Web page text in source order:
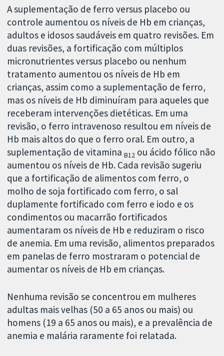
A suplementação de ferro versus placebo ou
controle aumentou os níveis de Hb em crianças,
adultos e idosos saudáveis em quatro revisões. Em
duas revisões, a fortificação com múltiplos
micronutrientes versus placebo ou nenhum
tratamento aumentou os níveis de Hb em
crianças, assim como a suplementação de ferro,
mas os níveis de Hb diminuíram para aqueles que
receberam intervenções dietéticas. Em uma
revisão, o ferro intravenoso resultou em níveis de
Hb mais altos do que o ferro oral. Em outro, a
suplementação de vitaminaB12 ou ácido fólico não
aumentou os níveis de Hb. Cada revisão sugeriu
que a fortificação de alimentos com ferro, o
molho de soja fortificado com ferro, o sal
duplamente fortificado com ferro e iodo e os
condimentos ou macarrão fortificados
aumentaram os níveis de Hb e reduziram o risco
de anemia. Em uma revisão, alimentos preparados
em panelas de ferro mostraram o potencial de
aumentar os níveis de Hb em crianças.
Nenhuma revisão se concentrou em mulheres
adultas mais velhas (50 a 65 anos ou mais) ou
homens (19 a 65 anos ou mais), e a prevalência de
anemia e malária raramente foi relatada.